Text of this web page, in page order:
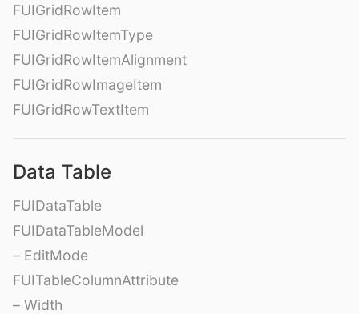
FUIGridRowItem
FUIGridRowItemType
FUIGridRowItemAlignment
FUIGridRowImageItem
FUIGridRowTextItem
Data Table
FUIDataTable
FUIDataTableModel
– EditMode
FUITableColumnAttribute
– Width